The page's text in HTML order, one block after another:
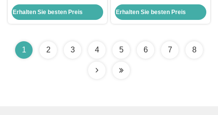
Flachschlüsselwerkzeug
Schlosser Picking-Werkzeuge
Schloss pikt Werkzeuge
Erhalten Sie besten Preis
Auswahlwerkzeug für Yale
Türschlösser Schlosser sichere
Werkzeuge
Erhalten Sie besten Preis
1 2 3 4 5 6 7 8